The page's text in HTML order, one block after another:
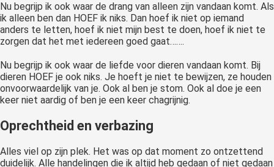
Nu begrijp ik ook waar de drang van alleen zijn vandaan komt. Als
ik alleen ben dan HOEF ik niks. Dan hoef ik niet op iemand
anders te letten, hoef ik niet mijn best te doen, hoef ik niet te
zorgen dat het met iedereen goed gaat…….
Nu begrijp ik ook waar de liefde voor dieren vandaan komt. Bij
dieren HOEF je ook niks. Je hoeft je niet te bewijzen, ze houden
onvoorwaardelijk van je. Ook al ben je stom. Ook al doe je een
keer niet aardig of ben je een keer chagrijnig.
Oprechtheid en verbazing
Alles viel op zijn plek. Het was op dat moment zo ontzettend
duidelijk. Alle handelingen die ik altijd heb gedaan of niet gedaan